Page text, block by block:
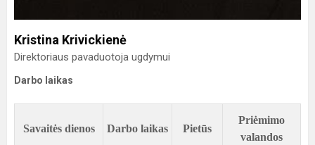
Kristina Krivickienė
Direktoriaus pavaduotoja ugdymui
Darbo laikas
Savaitės dienos Darbo laikas Pietūs
Priėmimo
valandos